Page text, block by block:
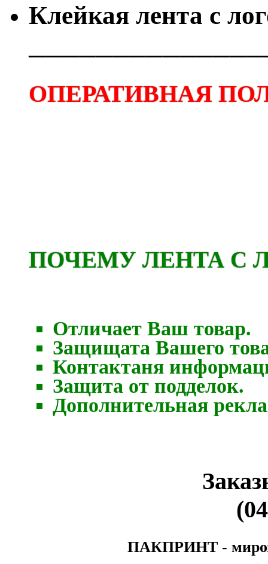
Клейкая лента с
ОПЕРАТИВНАЯ
ПОЧЕМУ ЛЕНТА С
Отличает Ваш товар.
Защищата Вашего
Контактаня
Защита от подделок.
Дополнительная
ПАКПРИНТ -